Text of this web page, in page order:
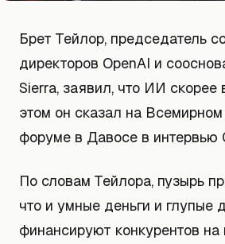
Брет Тейлор, председатель
директоров OpenAI и
Sierra, заявил, что ИИ скорее
этом он сказал на
форуме в Давосе в интервью
По словам Тейлора, пузырь
что и умные деньги и глупые
финансируют конкурентов